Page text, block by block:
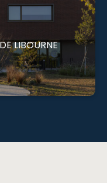
LIBOURNE